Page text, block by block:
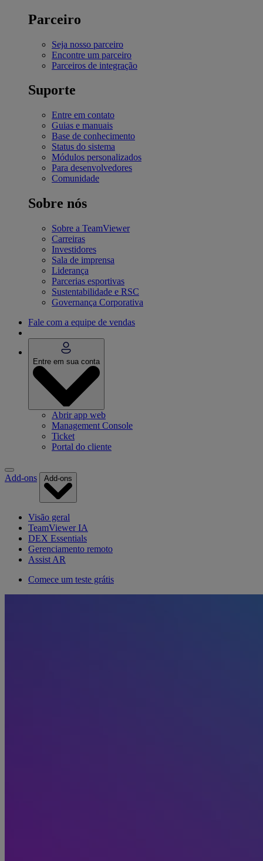
Parceiro
Seja nosso parceiro
Encontre um parceiro
Parceiros de integração
Suporte
Entre em contato
Guias e manuais
Base de conhecimento
Status do sistema
Módulos personalizados
Para desenvolvedores
Comunidade
Sobre nós
Sobre a TeamViewer
Carreiras
Investidores
Sala de imprensa
Liderança
Parcerias esportivas
Sustentabilidade e RSC
Governança Corporativa
Fale com a equipe de vendas
Entre em sua conta
Abrir app web
Management Console
Ticket
Portal do cliente
Add-ons Add-ons
Visão geral
TeamViewer IA
DEX Essentials
Gerenciamento remoto
Assist AR
Comece um teste grátis